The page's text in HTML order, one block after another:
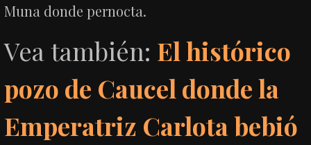
Muna donde pernocta.
Vea también: El histórico
pozo de Caucel donde la
Emperatriz Carlota bebió